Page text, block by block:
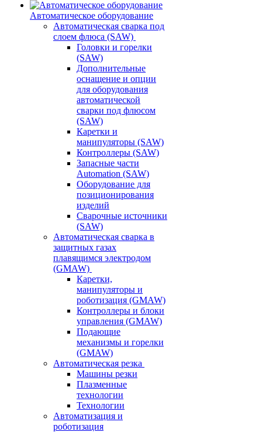
Автоматическое оборудование
Автоматическая сварка под
слоем флюса (SAW)
Головки и горелки
(SAW)
Дополнительные
оснащение и опции
для оборудования
автоматической
сварки под флюсом
(SAW)
Каретки и
манипуляторы (SAW)
Контроллеры (SAW)
Запасные части
Automation (SAW)
Оборудование для
позиционирования
изделий
Сварочные источники
(SAW)
Автоматическая сварка в
защитных газах
плавящимся электродом
(GMAW)
Каретки,
манипуляторы и
роботизация (GMAW)
Контроллеры и блоки
управления (GMAW)
Подающие
механизмы и горелки
(GMAW)
Автоматическая резка
Машины резки
Плазменные
технологии
Технологии
Автоматизация и
роботизация